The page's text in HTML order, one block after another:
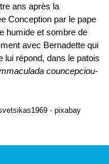
ans après la
Conception par le pape
humide et sombre de
avec Bernadette qui
lui répond, dans le patois
councepciou-
- pixabay